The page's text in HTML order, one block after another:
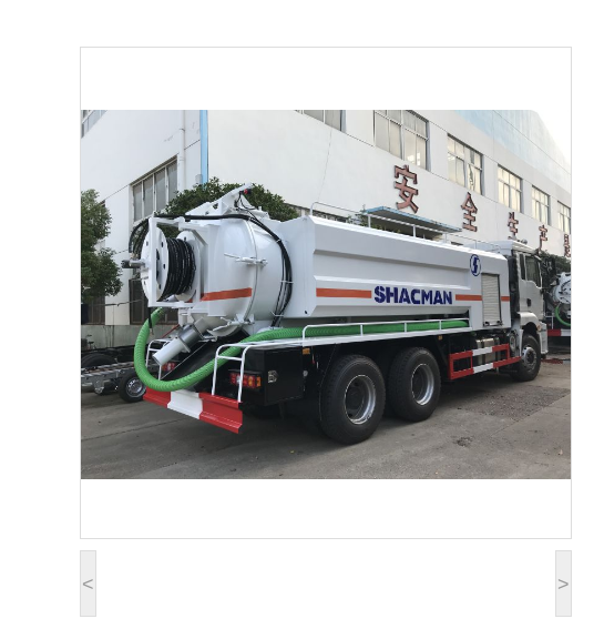
< >